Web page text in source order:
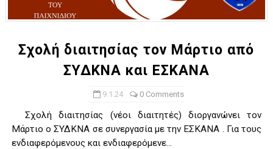
ΧΡΟΝΙΑ ΠΟΛΛΑ ΣΤΟ ΕΛΛΗΝΙΚΟ ΜΠΑΣΚΕΤ : 39Η ΕΠΕΤΕΙΟΣ ΑΠΟ
Ο δρόμος για τον 29ο τελικό κυπέλλου ανδρών ΕΣΚΑΝΑ
U21: Τεράστια πρόκριση για τον Πανελευσινιακό στον
Γ΄ανδρών play offs : "Σκληρό" καρύδι η Φιλία Περάματος
Play off B εφήβων Β φάση Στο f4 ΑΕ Ρέντη, Πέρα , Ερμής
Σχολή διαιτησίας τον Μάρτιο από
ΣΥΔΚΝΑ και ΕΣΚΑΝΑ
9.1.24 0 Comments
Σχολή διαιτησίας (νέοι διαιτητές) διοργανώνει τον
Μάρτιο ο ΣΥΔΚΝΑ σε συνεργασία με την ΕΣΚΑΝΑ . Για τους
ενδιαφερόμενους και ενδιαφερόμενε...